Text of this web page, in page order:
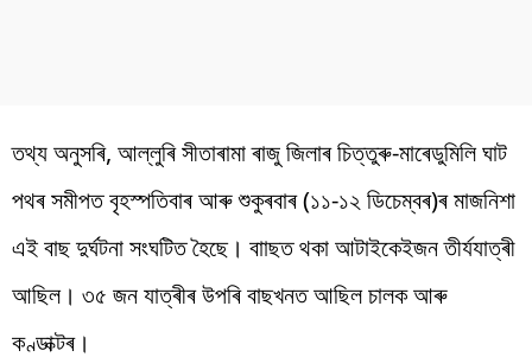
তথ্য অনুসৰি, আল্লুৰি সীতাৰামা ৰাজু জিলাৰ চিত্তুৰু-মাৰেডুমিলি ঘাট
পথৰ সমীপত বৃহস্পতিবাৰ আৰু শুকুৰবাৰ (১১-১২ ডিচেম্বৰ)ৰ মাজনিশা
এই বাছ দুৰ্ঘটনা সংঘটিত হৈছে। বাাছত থকা আটাইকেইজন তীৰ্যযাত্ৰী
আছিল। ৩৫ জন যাত্ৰীৰ উপৰি বাছখনত আছিল চালক আৰু
কণ্ডাক্টৰ।